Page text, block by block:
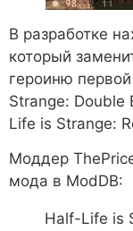
В разработке
который
героиню
Strange:
Life is Strange:
Моддер
мода в ModDB:
Half-Life is